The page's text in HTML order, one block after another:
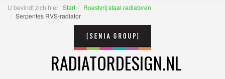
U bevindt zich hier: Start
Roestvrij staal radiatoren
Serpentes RVS-radiator
RADIATORDESIGN.NL